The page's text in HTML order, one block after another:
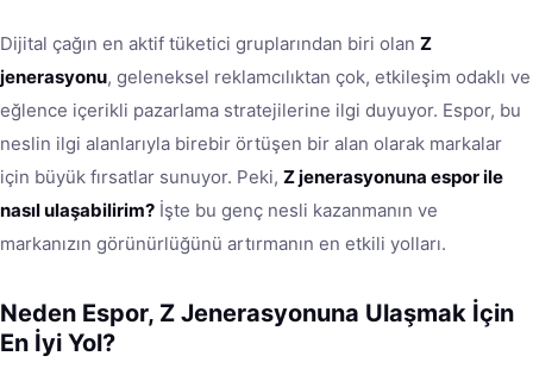
Dijital çağın en aktif tüketici gruplarından biri olan Z
jenerasyonu, geleneksel reklamcılıktan çok, etkileşim odaklı ve
eğlence içerikli pazarlama stratejilerine ilgi duyuyor. Espor, bu
neslin ilgi alanlarıyla birebir örtüşen bir alan olarak markalar
için büyük fırsatlar sunuyor. Peki, Z jenerasyonuna espor ile
nasıl ulaşabilirim? İşte bu genç nesli kazanmanın ve
markanızın görünürlüğünü artırmanın en etkili yolları.
Neden Espor, Z Jenerasyonuna Ulaşmak İçin
En İyi Yol?